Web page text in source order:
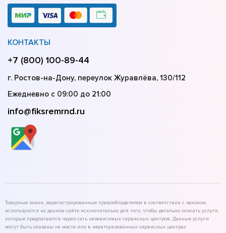
КОНТАКТЫ
+7 (800) 100-89-44
г. Ростов-на-Дону, переулок Журавлёва, 130/112
Ежедневно с 09:00 до 21:00
info@fiksremrnd.ru
Товарные знаки, зарегистрированные правообладателем в соответствии с законом,
используются на данном сайте исключительно для того, чтобы детально описать услуги,
которые предлагаются через сеть независимых сервисных центров. Данные услуги
могут быть оказаны на месте или в неавторизованных сервисных центрах